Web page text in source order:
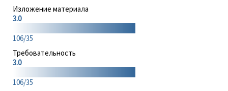
Изложение материала
3.0
106/35
Требовательность
3.0
106/35